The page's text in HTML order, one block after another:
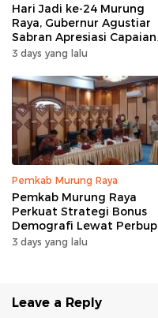
Hari Jadi ke-24 Murung
Raya, Gubernur Agustiar
Sabran Apresiasi Capaian
Pembangunan
3 days yang lalu
Pemkab Murung Raya
Pemkab Murung Raya
Perkuat Strategi Bonus
Demografi Lewat Perbup
Nomor 14 Tahun 2026
3 days yang lalu
Leave a Reply